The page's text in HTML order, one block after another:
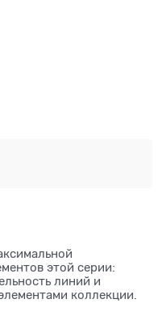
этой серии:
линий и
коллекции.